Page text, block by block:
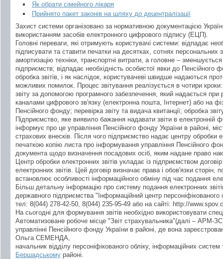
Як обрати сімейного лікаря
Прийнято пакет законів на шляху до децентралізації
Захист системи організовано за нормативною документацією
використанням засобів електронного цифрового підпису (ЕЦП).
Головні переваги, які отримують користувачі системи: відпадає
підписувати та ставити печатки на десятках, сотнях персональних
амортизацію техніки, транспортні витрати, а головне – зменшується
підприємств; відпадає необхідність особистої явки до Пенсійного
обробка звітів, і як наслідок, користувачеві швидше надаються
можливих помилок. Процес звітування реалізується в чотири
звіту за допомогою програмного забезпечення, який надається при
каналами цифрового зв'язку (електронна пошта, Інтернет) або на
Пенсійного фонду; перевірка звіту та видача квитанції; обробка
Підприємство, яке виявило бажання надавати звіти в електронній
інформує про це управління Пенсійного фонду України в районі,
страхових внесків. Після чого підприємство надає центру обробки
печаткою копію листа про інформування управління Пенсійного
документа щодо визначення посадових осіб, яким надане право
Центр обробки електронних звітів укладає із підприємством
електронних звітів. Цей договір визначає права і обов'язки сторін,
встановлює особливості інформаційного обміну під час подання
Більш детальну інформацію про систему подання електронних
державного підприємства "Інформаційний центр персоніфікованого
тел: 8(044) 278-42-50, 8(044) 235-95-49 або на сайті: http://
На сьогодні для формування звітів необхідно використовувати
Автоматизоване робоче місце "Звіт страхувальника"(далі – АРМ-
управлінні Пенсійного фонду України в районі, де вона
Ольга СЕМЕНДА,
начальник відділу персоніфікованого обліку, інформаційних
Бершадському районі.